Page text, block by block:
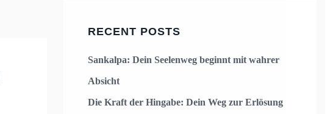
RECENT POSTS
Sankalpa: Dein Seelenweg beginnt mit wahrer
Absicht
Die Kraft der Hingabe: Dein Weg zur Erlösung